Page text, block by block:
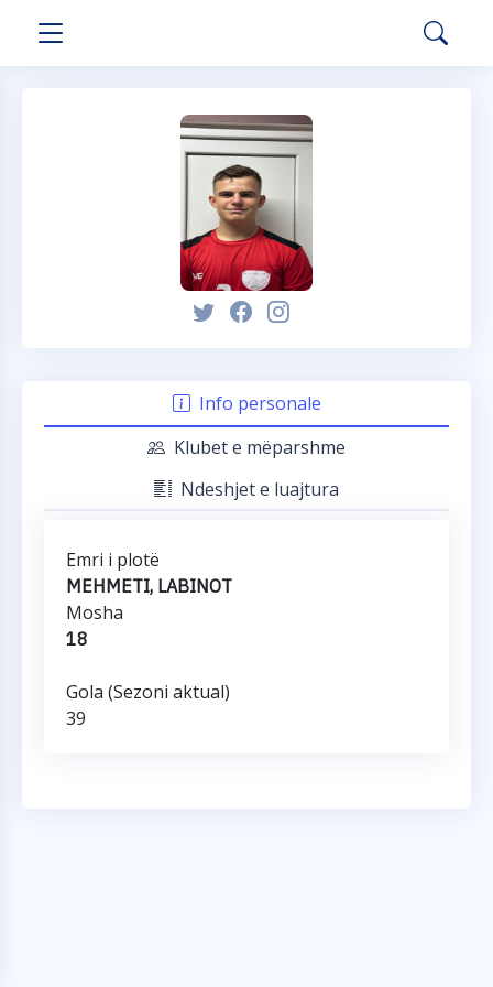
Info personale
Klubet e mëparshme
Ndeshjet e luajtura
Emri i plotë
MEHMETI, LABINOT
Mosha
18
Gola (Sezoni aktual)
39